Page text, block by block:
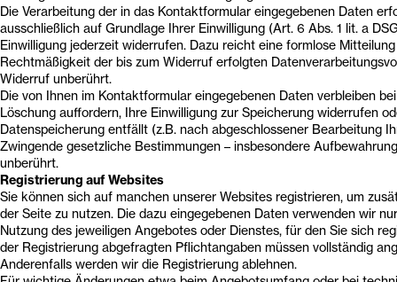
Die Verarbeitung der in das Kontaktformular eingegebenen Daten
ausschließlich auf Grundlage Ihrer Einwilligung (Art. 6 Abs. 1 lit. a
Einwilligung jederzeit widerrufen. Dazu reicht eine formlose
Rechtmäßigkeit der bis zum Widerruf erfolgten
Widerruf unberührt.
Die von Ihnen im Kontaktformular eingegebenen Daten verbleiben
Löschung auffordern, Ihre Einwilligung zur Speicherung widerrufen
Datenspeicherung entfällt (z.B. nach abgeschlossener Bearbeitung
Zwingende gesetzliche Bestimmungen – insbesondere
unberührt.
Registrierung auf Websites
Sie können sich auf manchen unserer Websites registrieren, um
der Seite zu nutzen. Die dazu eingegebenen Daten verwenden wir
Nutzung des jeweiligen Angebotes oder Dienstes, für den Sie sich
der Registrierung abgefragten Pflichtangaben müssen vollständig
Anderenfalls werden wir die Registrierung ablehnen.